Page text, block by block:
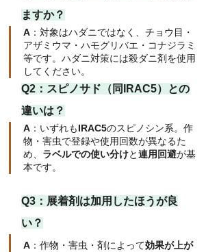
ますか？
A ：対象はハダニではなく、チョウ目・
アザミウマ・ハモグリバエ・コナジラミ
等です。ハダニ対策には殺ダニ剤を使用
してください。
Q2：スピノサド（同IRAC5）との
違いは？
A ：いずれもIRAC5のスピノシン系。作
物・害虫で登録や使用回数が異なるた
め、 ラベルでの使い分けと連用回避が基
本です。
Q3： 展着剤は加用したほうが良
い？
A ：作物・害虫・剤によって効果が上が